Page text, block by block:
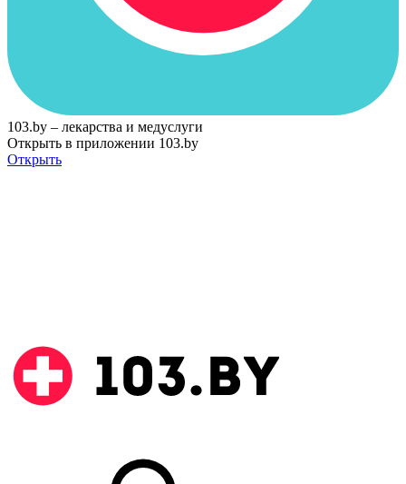
103.by – лекарства и медуслуги
Открыть в приложении 103.by
Открыть